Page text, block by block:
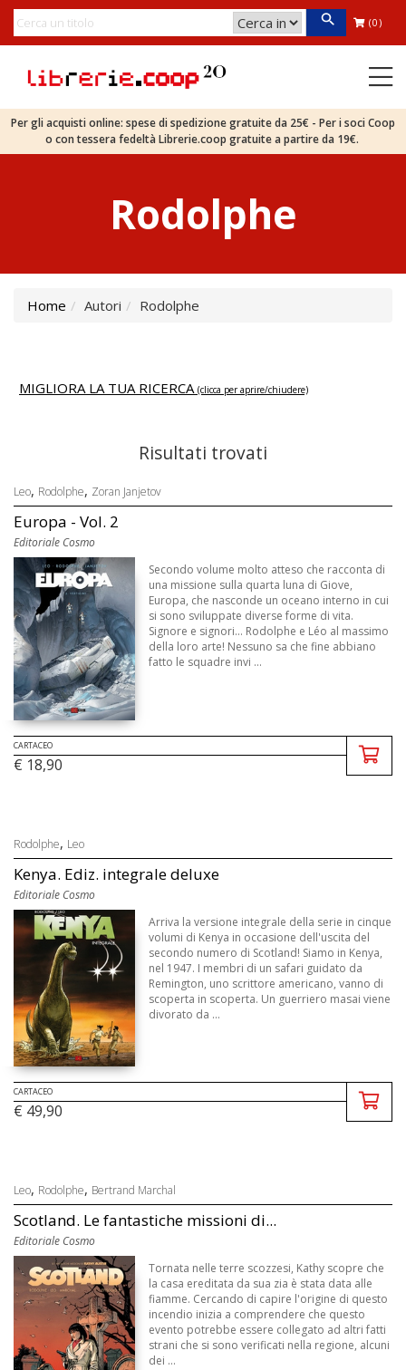
(0)
Per gli acquisti online: spese di spedizione gratuite da 25€ - Per i soci Coop
o con tessera fedeltà Librerie.coop gratuite a partire da 19€.
Rodolphe
Home Autori Rodolphe
MIGLIORA LA TUA RICERCA (clicca per aprire/chiudere)
Risultati trovati
Leo, Rodolphe, Zoran Janjetov
Europa - Vol. 2
Editoriale Cosmo
Secondo volume molto atteso che racconta di
una missione sulla quarta luna di Giove,
Europa, che nasconde un oceano interno in cui
si sono sviluppate diverse forme di vita.
Signore e signori... Rodolphe e Léo al massimo
della loro arte! Nessuno sa che fine abbiano
fatto le squadre invi ...
CARTACEO
€ 18,90
Rodolphe, Leo
Kenya. Ediz. integrale deluxe
Editoriale Cosmo
Arriva la versione integrale della serie in cinque
volumi di Kenya in occasione dell'uscita del
secondo numero di Scotland! Siamo in Kenya,
nel 1947. I membri di un safari guidato da
Remington, uno scrittore americano, vanno di
scoperta in scoperta. Un guerriero masai viene
divorato da ...
CARTACEO
€ 49,90
Leo, Rodolphe, Bertrand Marchal
Scotland. Le fantastiche missioni di...
Editoriale Cosmo
Tornata nelle terre scozzesi, Kathy scopre che
la casa ereditata da sua zia è stata data alle
fiamme. Cercando di capire l'origine di questo
incendio inizia a comprendere che questo
evento potrebbe essere collegato ad altri fatti
strani che si sono verificati nella regione, alcuni
dei ...